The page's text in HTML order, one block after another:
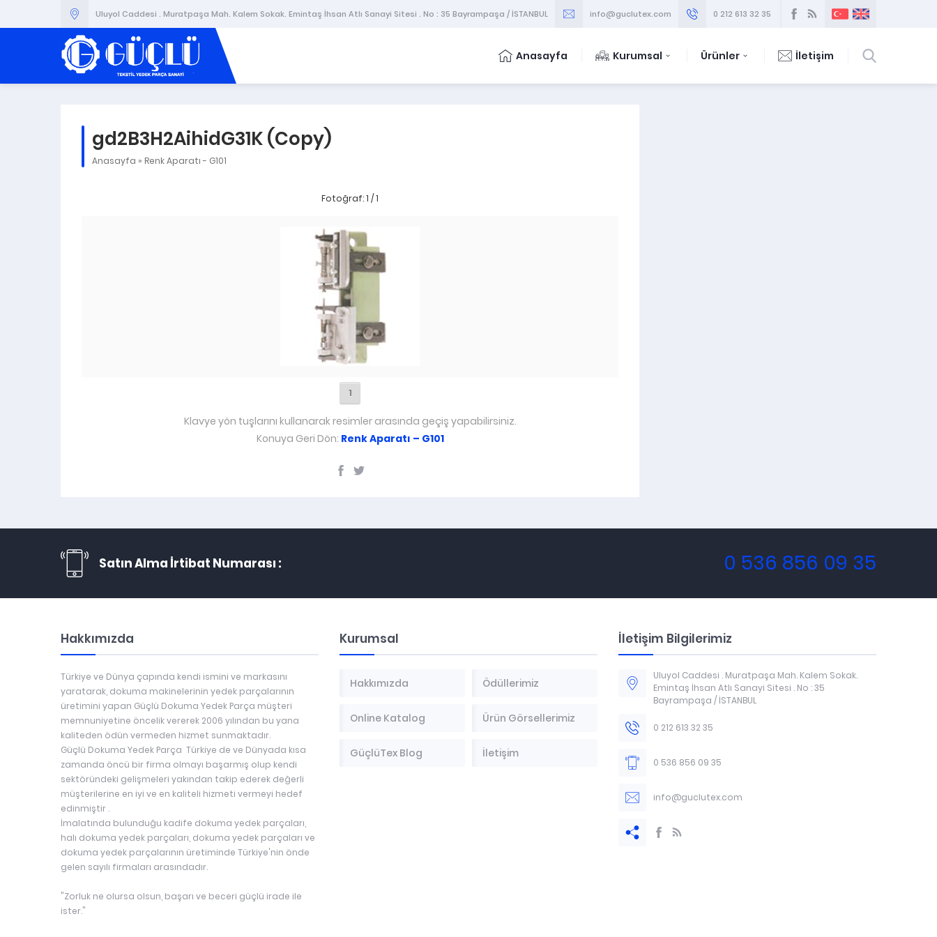
Uluyol Caddesi . Muratpaşa Mah. Kalem Sokak. Emintaş İhsan Atlı Sanayi Sitesi . No : 35 Bayrampaşa / İSTANBUL info@guclutex.com 0 212 613 32 35
Anasayfa Kurumsal Ürünler İletişim
gd2B3H2AihidG31K (Copy)
Anasayfa » Renk Aparatı - G101
Fotoğraf: 1 / 1
1
Klavye yön tuşlarını kullanarak resimler arasında geçiş yapabilirsiniz.
Konuya Geri Dön: Renk Aparatı – G101
Satın Alma İrtibat Numarası : 0 536 856 09 35
Hakkımızda
Türkiye ve Dünya çapında kendi ismini ve markasını
yaratarak, dokuma makinelerinin yedek parçalarının
üretimini yapan Güçlü Dokuma Yedek Parça müşteri
memnuniyetine öncelik vererek 2006 yılından bu yana
kaliteden ödün vermeden hizmet sunmaktadır.
Güçlü Dokuma Yedek Parça Türkiye de ve Dünyada kısa
zamanda öncü bir firma olmayı başarmış olup kendi
sektöründeki gelişmeleri yakından takip ederek değerli
müşterilerine en iyi ve en kaliteli hizmeti vermeyi hedef
edinmiştir .
İmalatında bulunduğu kadife dokuma yedek parçaları,
halı dokuma yedek parçaları, dokuma yedek parçaları ve
dokuma yedek parçalarının üretiminde Türkiye'nin önde
gelen sayılı firmaları arasındadır.
"Zorluk ne olursa olsun, başarı ve beceri güçlü irade ile
ister."
Kurumsal
Hakkımızda Ödüllerimiz
Online Katalog Ürün Görsellerimiz
GüçlüTex Blog İletişim
İletişim Bilgilerimiz
Uluyol Caddesi . Muratpaşa Mah. Kalem Sokak.
Emintaş İhsan Atlı Sanayi Sitesi . No : 35
Bayrampaşa / İSTANBUL
0 212 613 32 35
0 536 856 09 35
info@guclutex.com